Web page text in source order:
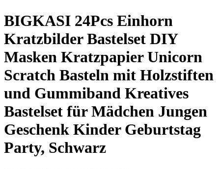
BIGKASI 24Pcs Einhorn
Kratzbilder Bastelset DIY
Masken Kratzpapier Unicorn
Scratch Basteln mit Holzstiften
und Gummiband Kreatives
Bastelset für Mädchen Jungen
Geschenk Kinder Geburtstag
Party, Schwarz